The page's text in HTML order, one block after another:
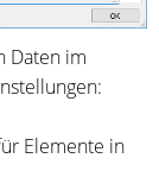
Daten im
Elemente in